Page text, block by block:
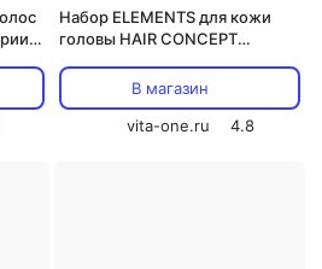
Набор ELEMENTS для кожи
головы HAIR CONCEPT
В магазин
vita-one.ru
4.8